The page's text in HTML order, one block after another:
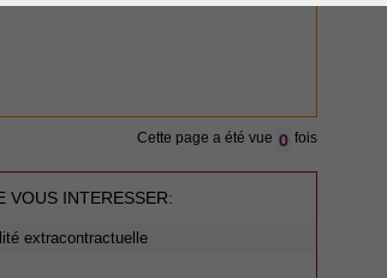
Cette page a été vue 0 fois
VOUS INTERESSER:
extracontractuelle